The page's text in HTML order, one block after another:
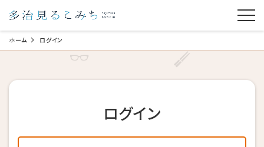
ホーム ログイン
ログイン